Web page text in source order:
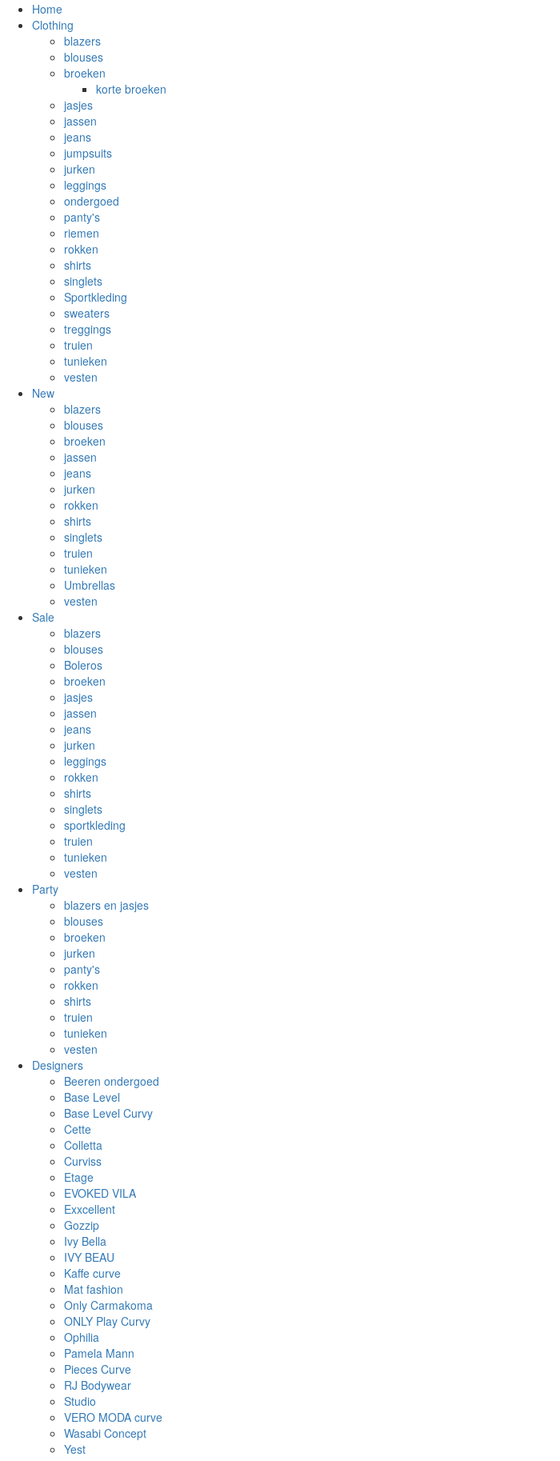
Home
Clothing
blazers
blouses
broeken
korte broeken
jasjes
jassen
jeans
jumpsuits
jurken
leggings
ondergoed
panty's
riemen
rokken
shirts
singlets
Sportkleding
sweaters
treggings
truien
tunieken
vesten
New
blazers
blouses
broeken
jassen
jeans
jurken
rokken
shirts
singlets
truien
tunieken
Umbrellas
vesten
Sale
blazers
blouses
Boleros
broeken
jasjes
jassen
jeans
jurken
leggings
rokken
shirts
singlets
sportkleding
truien
tunieken
vesten
Party
blazers en jasjes
blouses
broeken
jurken
panty's
rokken
shirts
truien
tunieken
vesten
Designers
Beeren ondergoed
Base Level
Base Level Curvy
Cette
Colletta
Curviss
Etage
EVOKED VILA
Exxcellent
Gozzip
Ivy Bella
IVY BEAU
Kaffe curve
Mat fashion
Only Carmakoma
ONLY Play Curvy
Ophilia
Pamela Mann
Pieces Curve
RJ Bodywear
Studio
VERO MODA curve
Wasabi Concept
Yest